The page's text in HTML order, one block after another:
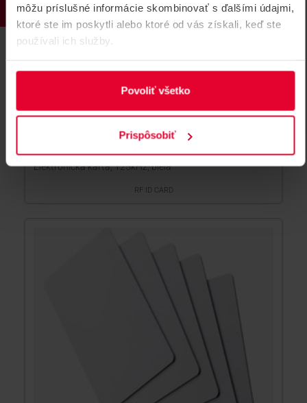
môžu príslušné informácie skombinovať s ďalšími údajmi,
ktoré ste im poskytli alebo ktoré od vás získali, keď ste
používali ich služby.
Povoliť všetko
Prispôsobiť
Elektronická karta, 125kHz, biela
RF ID CARD